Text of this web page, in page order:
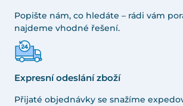
Popište nám, co hledáte – rádi vám
najdeme vhodné řešení.
Expresní odeslání zboží
Přijaté objednávky se snažíme